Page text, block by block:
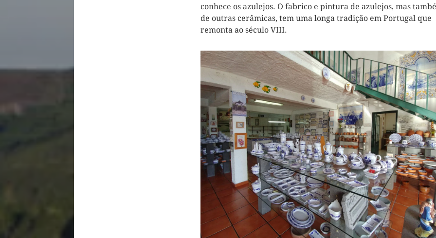
conhece os azulejos. O fabrico e pintura de azulejos, mas
de outras cerâmicas, tem uma longa tradição em Portugal que
remonta ao século VIII.